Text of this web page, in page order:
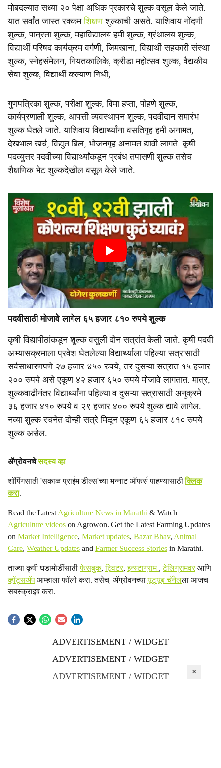
मोबदल्यात सध्या २० पेक्षा अधिक प्रकारचे शुल्क वसूल केले जाते.
यात सर्वांत जास्त रक्कमशिक्षणशुल्काची असते. याशिवाय नोंदणी
शुल्क, पात्रता शुल्क, महाविद्यालय हमी शुल्क, ग्रंथालय शुल्क,
विद्यार्थी परिषद कार्यक्रम वर्गणी, जिमखाना, विद्यार्थी सहकारी संस्था
शुल्क, स्नेहसंमेलन, नियतकालिके, क्रीडा महोत्सव शुल्क, वैद्यकीय
सेवा शुल्क, विद्यार्थी कल्याण निधी,
गुणपत्रिका शुल्क, परीक्षा शुल्क, विमा हप्ता, पोहणे शुल्क,
कार्यप्रणाली शुल्क, आपत्ती व्यवस्थापन शुल्क, पदवीदान समारंभ
शुल्क घेतले जाते. याशिवाय विद्यार्थ्यांना वसतिगृह हमी अनामत,
देखभाल खर्च, विद्युत बिल, भोजनगृह अनामत द्यावी लागते. कृषी
पदव्युत्तर पदवीच्या विद्यार्थ्यांकडून प्रबंध तपासणी शुल्क तसेच
शैक्षणिक भेट शुल्कदेखील वसूल केले जाते.
पदवीसाठी मोजावे लागेल ६५ हजार ८१० रुपये शुल्क
कृषी विद्यापीठांकडून शुल्क वसुली दोन सत्रांत केली जाते. कृषी पदवी
अभ्यासक्रमाला प्रवेश घेतलेल्या विद्यार्थ्याला पहिल्या सत्रासाठी
सर्वसाधारणपणे २७ हजार ४५० रुपये, तर दुसऱ्या सत्रात १५ हजार
२०० रुपये असे एकूण ४२ हजार ६५० रुपये मोजावे लागतात. मात्र,
शुल्कवाढीनंतर विद्यार्थ्यांना पहिल्या व दुसऱ्या सत्रासाठी अनुक्रमे
३६ हजार ४१० रुपये व २९ हजार ४०० रुपये शुल्क द्यावे लागेल.
नव्या शुल्क रचनेत दोन्ही सत्रे मिळून एकूण ६५ हजार ८१० रुपये
शुल्क असेल.
ॲग्रोवनचेसदस्य व्हा
शॉपिंगसाठी 'सकाळ प्राईम डील्स'च्या भन्नाट ऑफर्स पाहण्यासाठीक्लिक
करा.
Read the Latest Agriculture News in Marathi & Watch
Agriculture videos on Agrowon. Get the Latest Farming Updates
on Market Intelligence, Market updates, Bazar Bhav, Animal
Care, Weather Updates and Farmer Success Stories in Marathi.
ताज्या कृषी घडामोडींसाठीफेसबुक,ट्विटर,इन्स्टाग्राम ,टेलिग्रामवरआणि
व्हॉट्सॲप आम्हाला फॉलो करा. तसेच, ॲग्रोवनच्यायूट्यूब चॅनेलला आजच
सबस्क्राइब करा.
ADVERTISEMENT / WIDGET
ADVERTISEMENT / WIDGET
ADVERTISEMENT / WIDGET
×